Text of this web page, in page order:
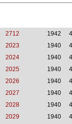
2712 1942
2023 1940
2024 1940
2025 1940
2026 1940
2027 1940
2028 1940
2029 1940